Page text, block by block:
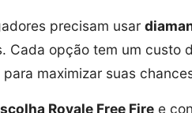
precisam usar
Cada opção tem um custo
maximizar suas
Royale Free Fire e